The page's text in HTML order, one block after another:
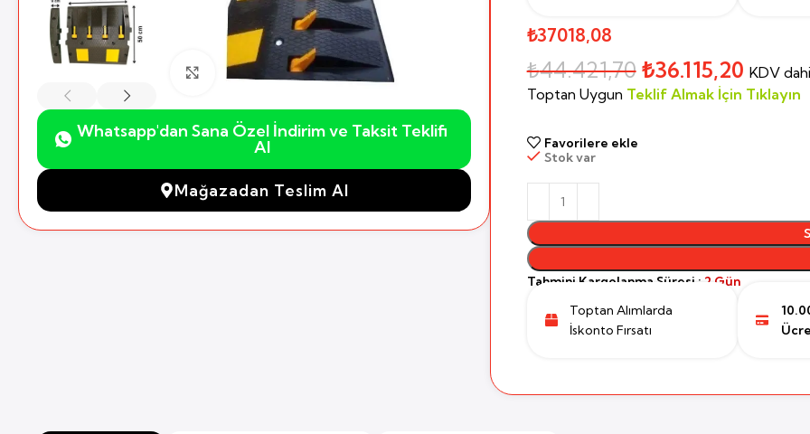
Büyütmek için Tıklayın
Whatsapp'dan Sana Özel İndirim ve Taksit Teklifi
Al
Mağazadan Teslim Al
₺37018,08
₺44.421,70 ₺36.115,20 KDV
Toptan Uygun Teklif Almak İçin Tıklayın
Favorilere ekle
Stok var
Tahmini Kargolanma Süresi : 2 Gün
Toptan Alımlarda
İskonto Fırsatı